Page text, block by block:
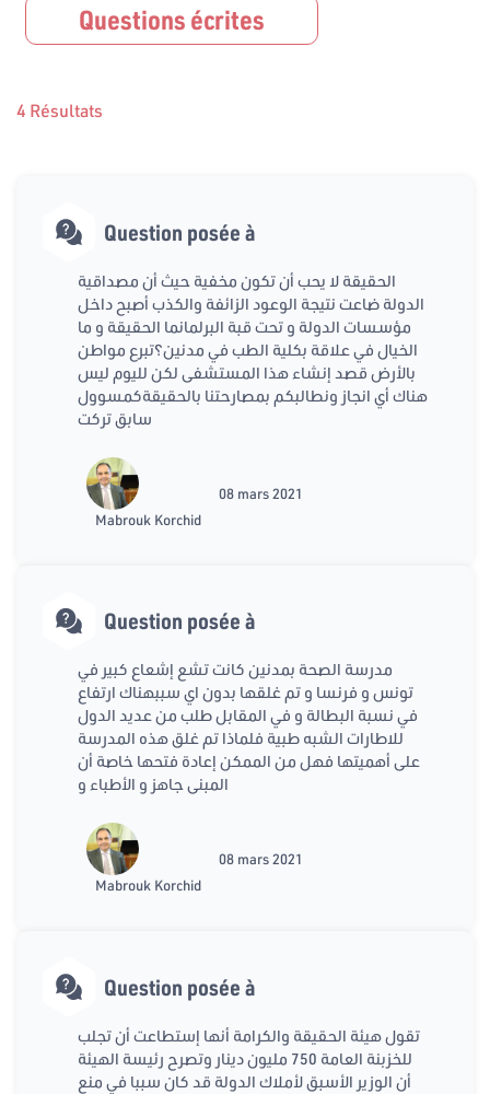
Questions écrites
4 Résultats
Question posée à
الحقيقة لا يحب أن تكون مخفية حيث أن مصداقية
الدولة ضاعت نتيجة الوعود الزائفة والكذب أصبح داخل
مؤسسات الدولة و تحت قبة البرلمانما الحقيقة و ما
الخيال في علاقة بكلية الطب في مدنين؟تبرع مواطن
بالأرض قصد إنشاء هذا المستشفى لكن لليوم ليس
هناك أي انجاز ونطالبكم بمصارحتنا بالحقيقةكمسوول
سابق تركت
Mabrouk Korchid
08 mars 2021
Question posée à
مدرسة الصحة بمدنين كانت تشع إشعاع كبير في
تونس و فرنسا و تم غلقها بدون اي سببهناك ارتفاع
في نسبة البطالة و في المقابل طلب من عديد الدول
للاطارات الشبه طبية فلماذا تم غلق هذه المدرسة
على أهميتها فهل من الممكن إعادة فتحها خاصة أن
المبنى جاهز و الأطباء و
Mabrouk Korchid
08 mars 2021
Question posée à
تقول هيئة الحقيقة والكرامة أنها إستطاعت أن تجلب
للخزبنة العامة 750 مليون دينار وتصرح رئيسة الهيئة
أن الوزير الأسبق لأملاك الدولة قد كان سببا في منع